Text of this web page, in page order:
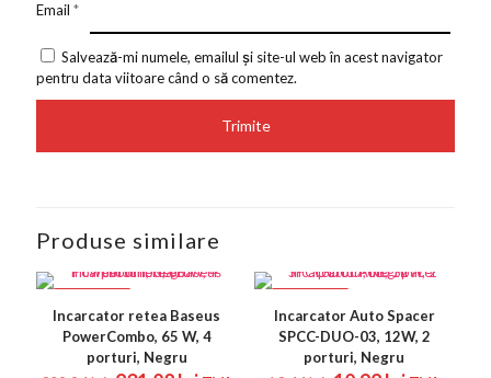
Email *
Salvează-mi numele, emailul și site-ul web în acest navigator
pentru data viitoare când o să comentez.
Produse similare
Incarcator retea Baseus
PowerCombo, 65 W, 4
porturi, Negru
Incarcator Auto Spacer
SPCC-DUO-03, 12W, 2
porturi, Negru